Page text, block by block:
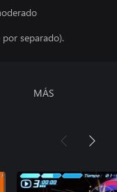
separado).
MÁS